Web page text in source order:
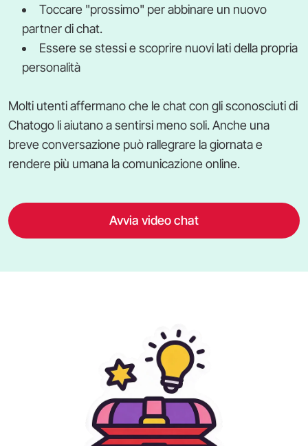
Toccare "prossimo" per abbinare un nuovo
partner di chat.
Essere se stessi e scoprire nuovi lati della propria
personalità
Molti utenti affermano che le chat con gli sconosciuti di
Chatogo li aiutano a sentirsi meno soli. Anche una
breve conversazione può rallegrare la giornata e
rendere più umana la comunicazione online.
Avvia video chat